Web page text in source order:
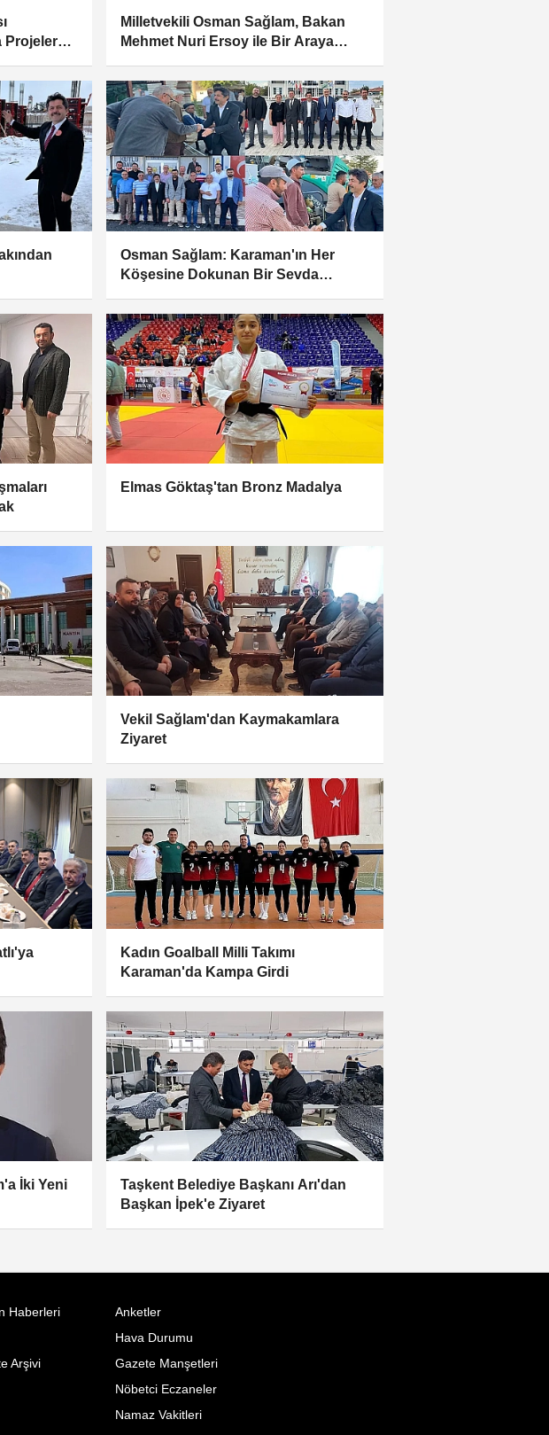
Projeler
Milletvekili Osman Sağlam, Bakan
Mehmet Nuri Ersoy ile Bir Araya
Osman Sağlam: Karaman'ın Her
Köşesine Dokunan Bir Sevda
Elmas Göktaş'tan Bronz Madalya
Vekil Sağlam'dan Kaymakamlara
Ziyaret
Kadın Goalball Milli Takımı
Karaman'da Kampa Girdi
İki Yeni
Taşkent Belediye Başkanı Arı'dan
Başkan İpek'e Ziyaret
Haberleri
Arşivi
Anketler
Hava Durumu
Gazete Manşetleri
Nöbetci Eczaneler
Namaz Vakitleri